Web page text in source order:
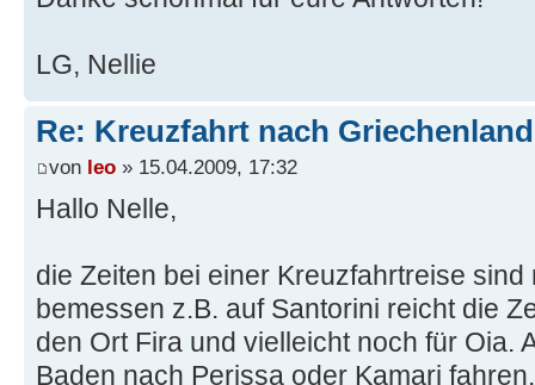
LG, Nellie
Re: Kreuzfahrt nach Griechenland
von leo » 15.04.2009, 17:32
Hallo Nelle,
die Zeiten bei einer Kreuzfahrtreise
bemessen z.B. auf Santorini reicht die
den Ort Fira und vielleicht noch für Oia.
Baden nach Perissa oder Kamari fahren.